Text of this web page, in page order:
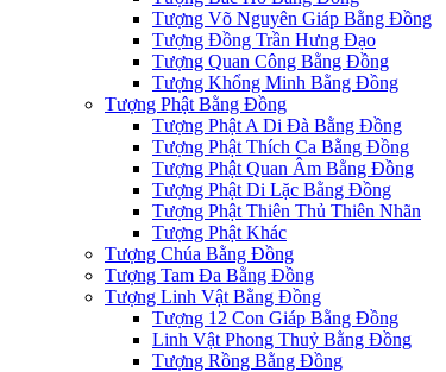
Tượng Võ Nguyên Giáp Bằng Đồng
Tượng Đồng Trần Hưng Đạo
Tượng Quan Công Bằng Đồng
Tượng Khổng Minh Bằng Đồng
Tượng Phật Bằng Đồng
Tượng Phật A Di Đà Bằng Đồng
Tượng Phật Thích Ca Bằng Đồng
Tượng Phật Quan Âm Bằng Đồng
Tượng Phật Di Lặc Bằng Đồng
Tượng Phật Thiên Thủ Thiên Nhãn
Tượng Phật Khác
Tượng Chúa Bằng Đồng
Tượng Tam Đa Bằng Đồng
Tượng Linh Vật Bằng Đồng
Tượng 12 Con Giáp Bằng Đồng
Linh Vật Phong Thuỷ Bằng Đồng
Tượng Rồng Bằng Đồng